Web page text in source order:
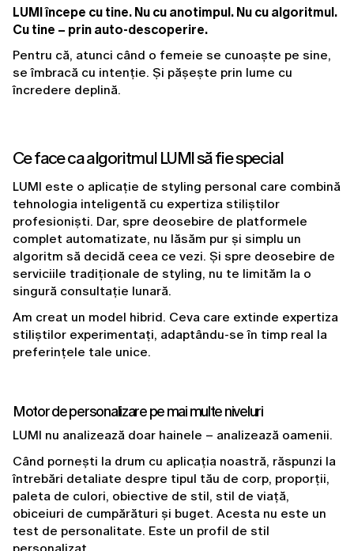
LUMI începe cu tine. Nu cu anotimpul. Nu cu algoritmul.
Cu tine – prin auto-descoperire.
Pentru că, atunci când o femeie se cunoaște pe sine,
se îmbracă cu intenție. Și pășește prin lume cu
încredere deplină.
Ce face ca algoritmul LUMI să fie special
LUMI este o aplicație de styling personal care combină
tehnologia inteligentă cu expertiza stiliștilor
profesioniști. Dar, spre deosebire de platformele
complet automatizate, nu lăsăm pur și simplu un
algoritm să decidă ceea ce vezi. Și spre deosebire de
serviciile tradiționale de styling, nu te limităm la o
singură consultație lunară.
Am creat un model hibrid. Ceva care extinde expertiza
stiliștilor experimentați, adaptându-se în timp real la
preferințele tale unice.
Motor de personalizare pe mai multe niveluri
LUMI nu analizează doar hainele – analizează oamenii.
Când pornești la drum cu aplicația noastră, răspunzi la
întrebări detaliate despre tipul tău de corp, proporții,
paleta de culori, obiective de stil, stil de viață,
obiceiuri de cumpărături și buget. Acesta nu este un
test de personalitate. Este un profil de stil
personalizat.